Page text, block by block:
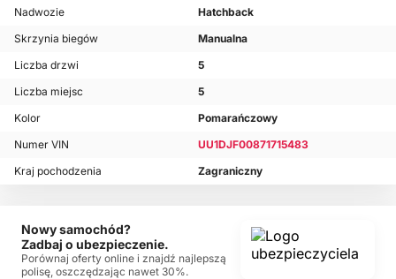
Nadwozie
Hatchback
Skrzynia biegów
Manualna
Liczba drzwi
5
Liczba miejsc
5
Kolor
Pomarańczowy
Numer VIN
UU1DJF00871715483
Kraj pochodzenia
Zagraniczny
Nowy samochód?
Zadbaj o ubezpieczenie.
Porównaj oferty online i znajdź najlepszą
polisę, oszczędzając nawet 30%.